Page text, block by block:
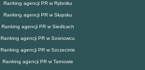
Ranking agencji PR w Rybniku
Ranking agencji PR w Słupsku
Ranking agencji PR w Siedlcach
Ranking agencji PR w Sosnowcu
Ranking agencji PR w Szczecinie
Ranking agencji PR w Tarnowie